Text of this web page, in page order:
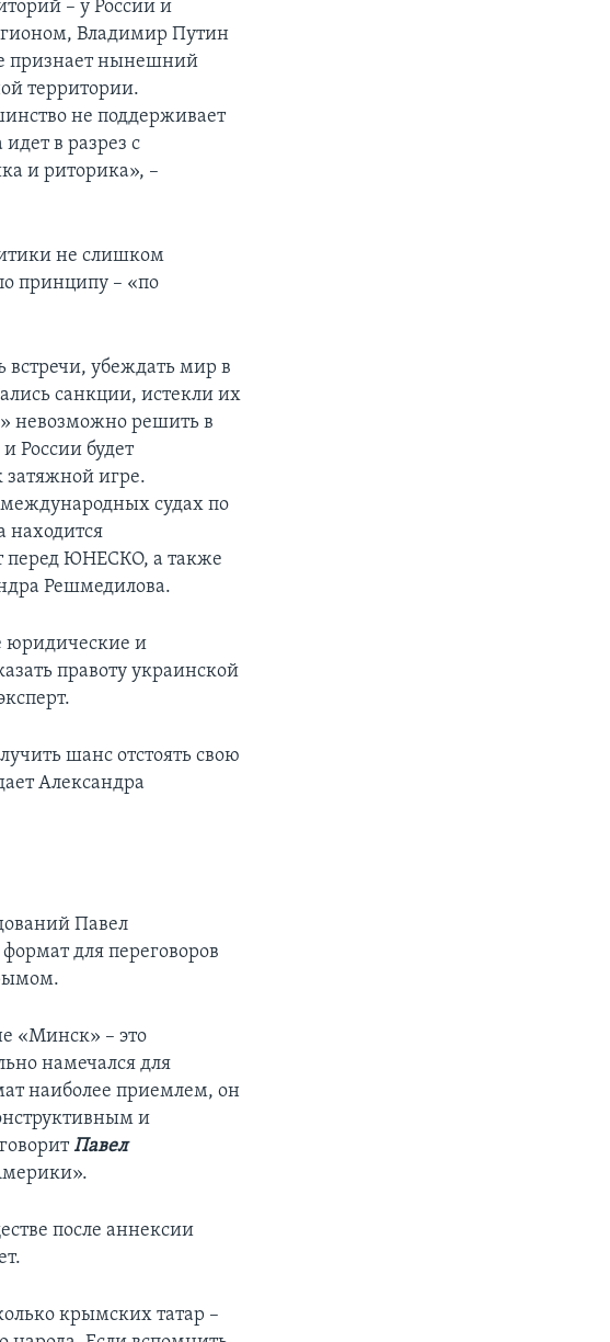
– у России и
Владимир Путин
признает нынешний
территории.
не поддерживает
в разрез с
и риторика», –
не слишком
принципу – «по
встречи, убеждать мир в
санкции, истекли их
невозможно решить в
России будет
затяжной игре.
судах по
находится
перед ЮНЕСКО, а также
Решмедилова.
юридические и
правоту украинской
шанс отстоять свою
Александра
Павел
для переговоров
«Минск» – это
намечался для
наиболее приемлем, он
и
Павел
после аннексии
крымских татар –